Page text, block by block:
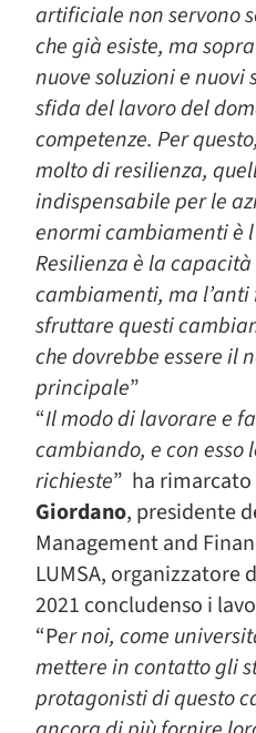
artificiale non servono
che già esiste, ma
nuove soluzioni e
sfida del lavoro del
competenze. Per
molto di resilienza,
indispensabile per le
enormi cambiamenti è
Resilienza è la
cambiamenti, ma
sfruttare questi
che dovrebbe essere il
principale”
“Il modo di lavorare e
cambiando, e con esso
richieste” ha
Giordano, presidente
Management and
LUMSA, organizzatore
2021 concludenso i
“Per noi, come
mettere in contatto gli
protagonisti di questo